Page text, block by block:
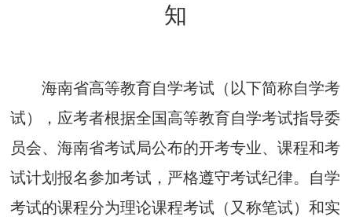
知
海南省高等教育自学考试 （ 以下简称自学考
试）
，应考者根据全国高等教育自学考试指导委
员会、海南省考试局公布的开考专业、课程和考
试计划报名参加考试， 严格遵守考试纪律。自学
考试的课程分为理论课程考试（又称笔试）和实